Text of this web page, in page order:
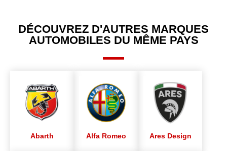
DÉCOUVREZ D'AUTRES MARQUES
AUTOMOBILES DU MÊME PAYS
Abarth Alfa Romeo Ares Design